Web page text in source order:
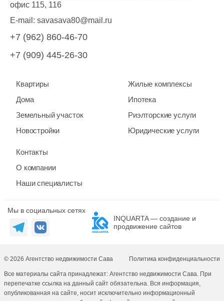
офис 115, 116
E-mail: savasava80@mail.ru
+7 (962) 860-46-70
+7 (909) 445-26-30
Квартиры
Дома
Земельный участок
Новостройки
Жилые комплексы
Ипотека
Риэлторские услуги
Юридические услуги
Контакты
О компании
Наши специалисты
Мы в социальных сетях
INQUARTA — создание и
продвижение сайтов
© 2026 Агентство недвижимости Сава Политика конфиденциальности
Все материалы сайта принадлежат: Агентство недвижимости Сава. При
перепечатке ссылка на данный сайт обязательна. Вся информация,
опубликованная на сайте, носит исключительно информационный